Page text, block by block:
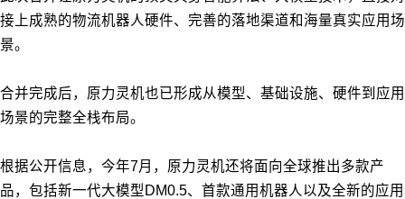
接上成熟的物流机器人硬件、完善的落地渠道和海量真实应用场
景。
合并完成后，原力灵机也已形成从模型、基础设施、硬件到应用
场景的完整全栈布局。
根据公开信息，今年7月，原力灵机还将面向全球推出多款产
品，包括新一代大模型DM0.5、首款通用机器人以及全新的应用